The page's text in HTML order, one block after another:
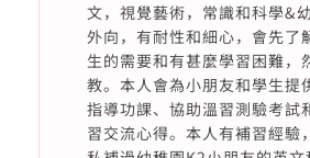
文，視覺藝術，常識和科學&
外向，有耐性和細心，會先了
生的需要和有甚麼學習困難，
教。本人會為小朋友和學生提
指導功課、協助溫習測驗考試
習交流心得。本人有補習經驗